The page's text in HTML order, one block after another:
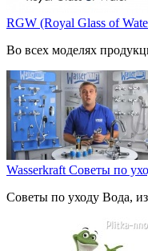
RGW (Royal Glass of
Во всех моделях
Wasserkraft Советы по
Советы по уходу Вода,